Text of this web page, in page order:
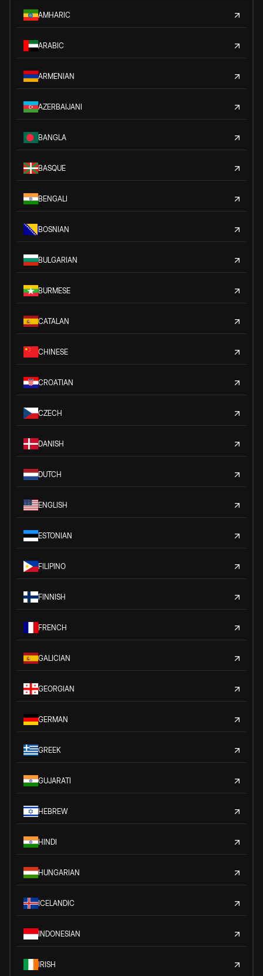
AMHARIC
ARABIC
ARMENIAN
AZERBAIJANI
BANGLA
BASQUE
BENGALI
BOSNIAN
BULGARIAN
BURMESE
CATALAN
CHINESE
CROATIAN
CZECH
DANISH
DUTCH
ENGLISH
ESTONIAN
FILIPINO
FINNISH
FRENCH
GALICIAN
GEORGIAN
GERMAN
GREEK
GUJARATI
HEBREW
HINDI
HUNGARIAN
ICELANDIC
INDONESIAN
IRISH